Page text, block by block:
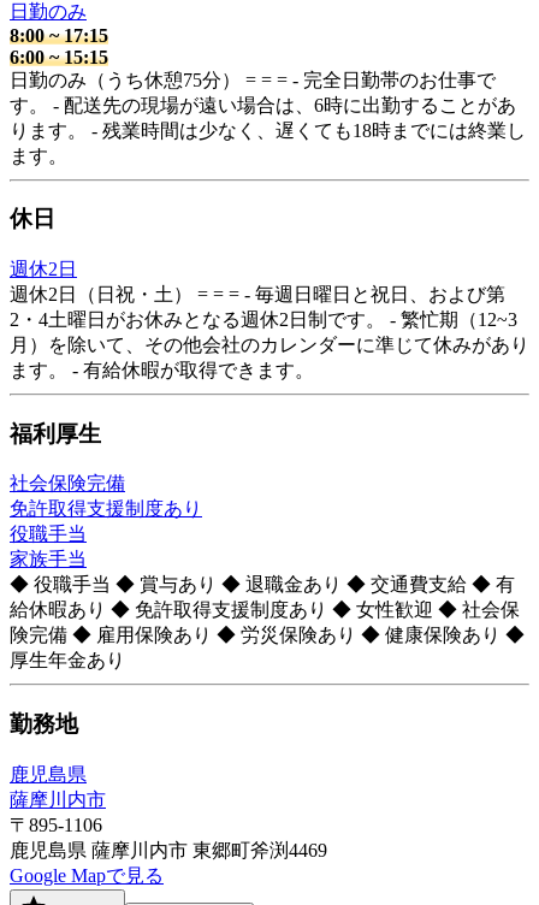
日勤のみ
8:00~17:15
6:00~15:15
日勤のみ（うち休憩75分） = = = - 完全日勤帯のお仕事で
す。 - 配送先の現場が遠い場合は、6時に出勤することがあ
ります。 - 残業時間は少なく、遅くても18時までには終業し
ます。
休日
週休2日
週休2日（日祝・土） = = = - 毎週日曜日と祝日、および第
2・4土曜日がお休みとなる週休2日制です。 - 繁忙期（12~3
月）を除いて、その他会社のカレンダーに準じて休みがあり
ます。 - 有給休暇が取得できます。
福利厚生
社会保険完備
免許取得支援制度あり
役職手当
家族手当
◆ 役職手当 ◆ 賞与あり ◆ 退職金あり ◆ 交通費支給 ◆ 有
給休暇あり ◆ 免許取得支援制度あり ◆ 女性歓迎 ◆ 社会保
険完備 ◆ 雇用保険あり ◆ 労災保険あり ◆ 健康保険あり ◆
厚生年金あり
勤務地
鹿児島県
薩摩川内市
〒895-1106
鹿児島県 薩摩川内市 東郷町斧渕4469
Google Mapで見る